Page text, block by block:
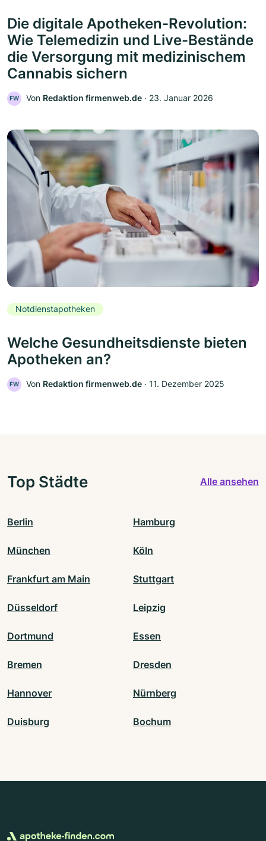
Die digitale Apotheken-Revolution:
Wie Telemedizin und Live-Bestände
die Versorgung mit medizinischem
Cannabis sichern
FW Von Redaktion firmenweb.de ‧ 23. Januar 2026
Notdienstapotheken
Welche Gesundheitsdienste bieten
Apotheken an?
FW Von Redaktion firmenweb.de ‧ 11. Dezember 2025
Top Städte Alle ansehen
Berlin Hamburg
München Köln
Frankfurt am Main Stuttgart
Düsseldorf Leipzig
Dortmund Essen
Bremen Dresden
Hannover Nürnberg
Duisburg Bochum